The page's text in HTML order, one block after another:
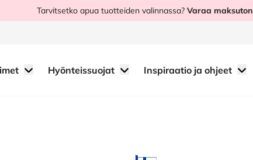
Tarvitsetko apua tuotteiden valinnassa?Varaa maksuton
Hyönteissuojat Inspiraatio ja ohjeet